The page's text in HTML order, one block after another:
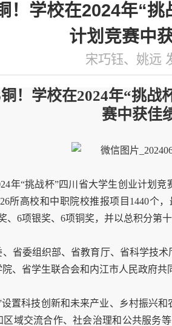
！学校在2024年“
计划竞赛中
宋巧钰、姚远
！学校在2024年“挑战
赛中获佳
年“挑战杯”四川省大学生创业计划
所高校和中职院校推报项目 1440个，
、 6项银奖、 6项铜奖，并以总积分第
、省委组织部、省教育厅、省科学技
、省学生联合会和内江市人民政府共
设置科技创新和未来产业、乡村振兴
区域交流合作、社会治理和公共服务等